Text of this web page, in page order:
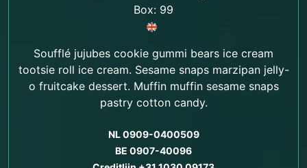
Box: 99
Soufflé jujubes cookie gummi bears ice cream
tootsie roll ice cream. Sesame snaps marzipan jelly-
o fruitcake dessert. Muffin muffin sesame snaps
pastry cotton candy.
NL 0909-0400509
BE 0907-40096